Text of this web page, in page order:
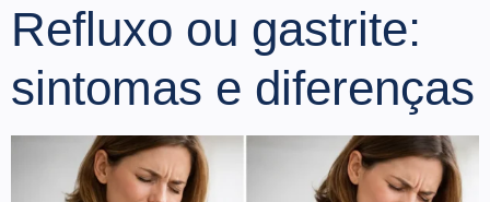
Refluxo ou gastrite:
sintomas e diferenças